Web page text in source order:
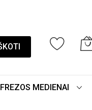
FREZOS MEDIENAI